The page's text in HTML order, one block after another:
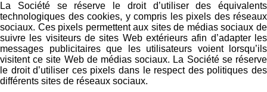
La Société se réserve le droit d’utiliser des équivalents
technologiques des cookies, y compris les pixels des réseaux
sociaux. Ces pixels permettent aux sites de médias sociaux de
suivre les visiteurs de sites Web extérieurs afin d’adapter les
messages publicitaires que les utilisateurs voient lorsqu’ils
visitent ce site Web de médias sociaux. La Société se réserve
le droit d’utiliser ces pixels dans le respect des politiques des
différents sites de réseaux sociaux.​